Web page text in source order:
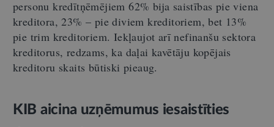
personu kredītņēmējiem 62% bija saistības pie viena
kreditora, 23% – pie diviem kreditoriem, bet 13%
pie trim kreditoriem. Iekļaujot arī nefinanšu sektora
kreditorus, redzams, ka daļai kavētāju kopējais
kreditoru skaits būtiski pieaug.
KIB aicina uzņēmumus iesaistīties